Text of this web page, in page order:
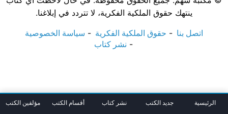
ينتهك حقوق الملكية الفكرية، لا تتردد في إبلاغنا.
اتصل بنا حقوق الملكية الفكرية
سياسة الخصوصية
نشر كتاب
الرئيسية جديد الكتب نشر كتاب أقسام الكتب مؤلفين الكتب